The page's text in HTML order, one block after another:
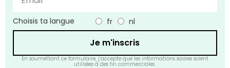
Choisis ta langue fr nl
Je m'inscris
En soumettant ce formulaire, j’accepte que les informations saisies soient
utilisées à des fin commerciales.